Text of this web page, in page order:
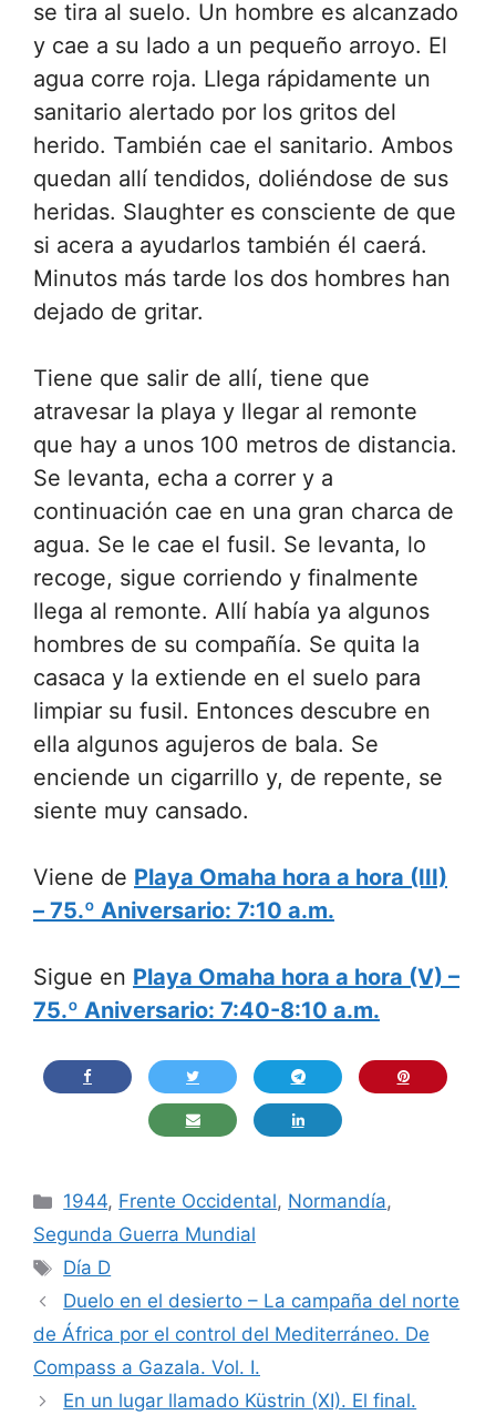
se tira al suelo. Un hombre es alcanzado
y cae a su lado a un pequeño arroyo. El
agua corre roja. Llega rápidamente un
sanitario alertado por los gritos del
herido. También cae el sanitario. Ambos
quedan allí tendidos, doliéndose de sus
heridas. Slaughter es consciente de que
si acera a ayudarlos también él caerá.
Minutos más tarde los dos hombres han
dejado de gritar.
Tiene que salir de allí, tiene que
atravesar la playa y llegar al remonte
que hay a unos 100 metros de distancia.
Se levanta, echa a correr y a
continuación cae en una gran charca de
agua. Se le cae el fusil. Se levanta, lo
recoge, sigue corriendo y finalmente
llega al remonte. Allí había ya algunos
hombres de su compañía. Se quita la
casaca y la extiende en el suelo para
limpiar su fusil. Entonces descubre en
ella algunos agujeros de bala. Se
enciende un cigarrillo y, de repente, se
siente muy cansado.
Viene de Playa Omaha hora a hora (III)
– 75.º Aniversario: 7:10 a.m.
Sigue en Playa Omaha hora a hora (V) –
75.º Aniversario: 7:40-8:10 a.m.
Categorías
1944, Frente Occidental, Normandía,
Segunda Guerra Mundial
Etiquetas
Día D
Duelo en el desierto – La campaña del norte
de África por el control del Mediterráneo. De
Compass a Gazala. Vol. I.
En un lugar llamado Küstrin (XI). El final.